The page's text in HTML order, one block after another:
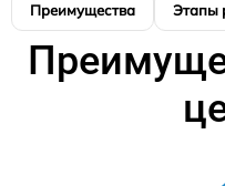
Преимущества Этапы